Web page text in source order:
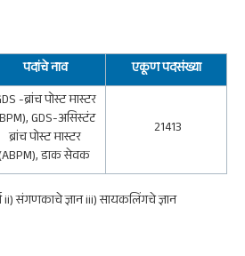
पदांचे नाव एकूणपदसंख्या
-ब्रांच पोस्ट मास्टर
GDS-असिस्टंट
ब्रांच पोस्ट मास्टर
डाक सेवक
21413
ii) संगणकाचे ज्ञान iii) सायकलिंगचे ज्ञान